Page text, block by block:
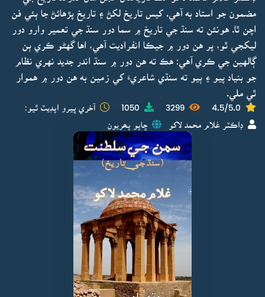
مضمون جو استاد به آهي. کيس تاريخ لکڻ ۽ تاريخ پڙهائڻ جا ٻئي فن
اچن ٿا. هونئن ته سنڌ جي تاريخ ۾ سما دور سنڌ جي تعمير وارو دور
ليکجي ٿو، پر هن دور ۾ جيڪا انفراديت آهي، اها گهڻو ڪري ٻن
ڳالهين جي ڪري آهي: هڪ ته هن دور ۾ سنڌ اندر جديد نهري نظام
جو بنياد پيو ۽ ٻيو ته سنڌي شاعريءَ کي زمين به هن دور ۾ هموار
ٿي ملي.
4.5/5.0
3299
1050 آخري ڀيرو اپڊيٽ ٿيو:
ڊاڪٽر غلام محمد لاکو ڇاپو پھريون